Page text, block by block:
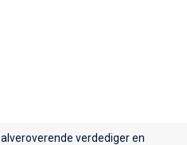
verdediger en